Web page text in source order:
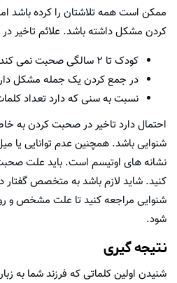
ممکن است همه تلاشتان را کرده باشد
کردن مشکل داشته باشد. علائم تاخیر
کودک تا ۲ سالگی صحبت نمی کند
در جمع کردن یک جمله مشکل
نسبت به سنی که دارد تعداد
احتمال دارد تاخیر در صحبت کردن به
شنوایی باشد. همچنین عدم توانایی یا
نشانه های اوتیسم است. باید علت
کنید. شاید لازم باشد به متخصص
شنوایی مراجعه کنید تا علت مشخص و
شود.
نتیجه گیری
شنیدن اولین کلماتی که فرزند شما به